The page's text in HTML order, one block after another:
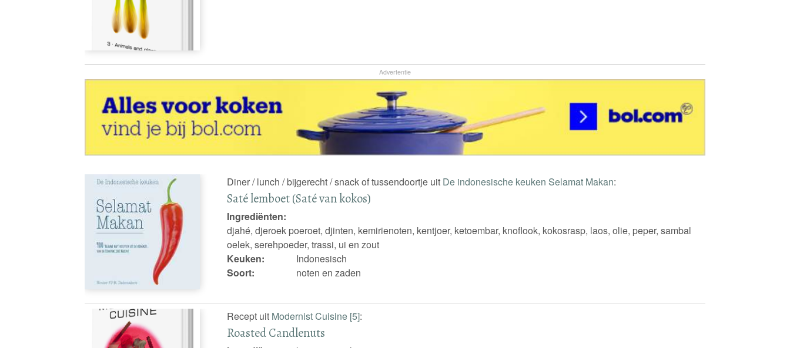
Advertentie
Diner / lunch / bijgerecht / snack of tussendoortje uit De indonesische keuken Selamat Makan:
Saté lemboet (Saté van kokos)
Ingrediënten:
djahé, djeroek poeroet, djinten, kemirienoten, kentjoer, ketoembar, knoflook, kokosrasp, laos, olie, peper, sambal
oelek, serehpoeder, trassi, ui en zout
Keuken:
Indonesisch
Soort:
noten en zaden
Recept uit Modernist Cuisine [5]:
Roasted Candlenuts